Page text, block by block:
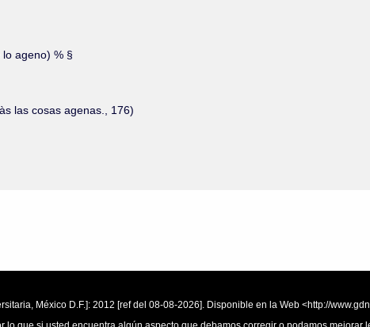
ageno) % §
las cosas agenas., 176)
México D.F.]: 2012 [ref del 08-08-2026]. Disponible en la Web <http://